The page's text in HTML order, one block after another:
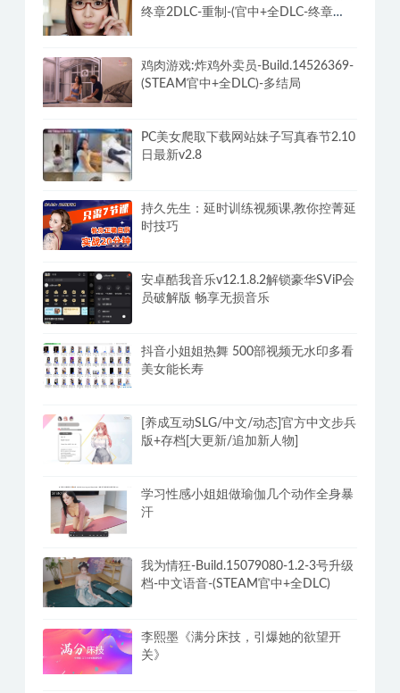
终章2DLC-重制-(官中+全DLC-终章
鸡肉游戏:炸鸡外卖员-Build.14526369-
(STEAM官中+全DLC)-多结局
PC美女爬取下载网站妹子写真春节2.10
日最新v2.8
持久先生：延时训练视频课,教你控菁延
时技巧
安卓酷我音乐v12.1.8.2解锁豪华SViP会
员破解版 畅享无损音乐
抖音小姐姐热舞 500部视频无水印多看
美女能长寿
[养成互动SLG/中文/动态]官方中文步兵
版+存档[大更新/追加新人物]
学习性感小姐姐做瑜伽几个动作全身暴
汗
我为情狂-Build.15079080-1.2-3号升级
档-中文语音-(STEAM官中+全DLC)
李熙墨《满分床技，引爆她的欲望开
关》